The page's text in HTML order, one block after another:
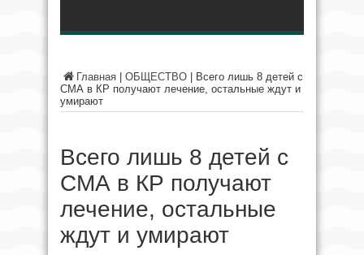
Главная ОБЩЕСТВО
Всего лишь 8 детей с
СМА в КР получают лечение, остальные ждут и
умирают
Всего лишь 8 детей с
СМА в КР получают
лечение, остальные
ждут и умирают